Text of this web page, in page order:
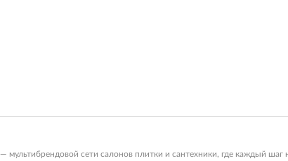
сети салонов плитки и сантехники, где каждый